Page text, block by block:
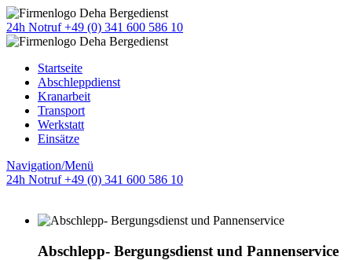
24h Notruf +49 (0) 341 600 586 10
Startseite
Abschleppdienst
Kranarbeit
Transport
Werkstatt
Einsätze
Navigation/Menü
24h Notruf +49 (0) 341 600 586 10
Abschlepp- Bergungsdienst und Pannenservice